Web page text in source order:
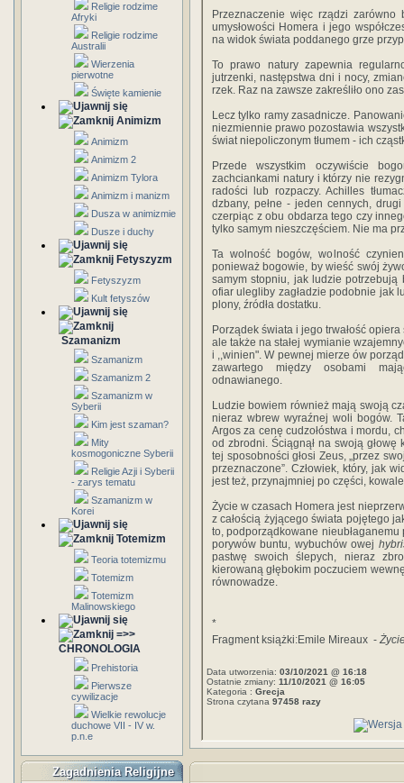
Religie rodzime
Afryki
Religie rodzime
Australii
Wierzenia
pierwotne
Święte kamienie
Animizm
Animizm
Animizm 2
Animizm Tylora
Animizm i manizm
Dusza w animizmie
Dusze i duchy
Fetyszyzm
Fetyszyzm
Kult fetyszów
Szamanizm
Szamanizm
Szamanizm 2
Szamanizm w
Syberii
Kim jest szaman?
Mity
kosmogoniczne Syberii
Religie Azji i Syberii
- zarys tematu
Szamanizm w
Korei
Totemizm
Teoria totemizmu
Totemizm
Totemizm
Malinowskiego
=>>
CHRONOLOGIA
Prehistoria
Pierwsze
cywilizacje
Wielkie rewolucje
duchowe VII - IV w.
p.n.e
Zagadnienia Religijne
Przeznaczenie więc rządzi
umysłowości Homera i jego
na widok świata poddanego grze
To prawo natury zapewnia
jutrzenki, następstwa dni i nocy,
rzek. Raz na zawsze zakreśliło ono
Lecz tylko ramy zasadnicze.
niezmiennie prawo pozostawia
świat niepoliczonym tłumem - ich
Przede wszystkim oczywiście
zachciankami natury i którzy nie
radości lub rozpaczy. Achilles
dzbany, pełne - jeden cennych,
czerpiąc z obu obdarza tego czy
tylko samym nieszczęściem. Nie ma
Ta wolność bogów, wolność
ponieważ bogowie, by wieść swój
samym stopniu, jak ludzie potrzebują
ofiar ulegliby zagładzie podobnie jak
plony, źródła dostatku.
Porządek świata i jego trwałość
ale także na stałej wymianie
i ,,winien". W pewnej mierze ów
zawartego między osobami
odnawianego.
Ludzie bowiem również mają swoją
nieraz wbrew wyraźnej woli bogów.
Argos za cenę cudzołóstwa i mordu,
od zbrodni. Ściągnął na swoją
tej sposobności głosi Zeus, „przez
przeznaczone”. Człowiek, który, jak
jest też, przynajmniej po części,
Życie w czasach Homera jest
z całością żyjącego świata pojętego
to, podporządkowane
porywów buntu, wybuchów owej
pastwę swoich ślepych, nieraz
kierowaną głębokim poczuciem
równowadze.
*
Fragment książki:Emile Mireaux -
Data utworzenia: 03/10/2021 @ 16:18
Ostatnie zmiany: 11/10/2021 @ 16:05
Kategoria : Grecja
Strona czytana 97458 razy